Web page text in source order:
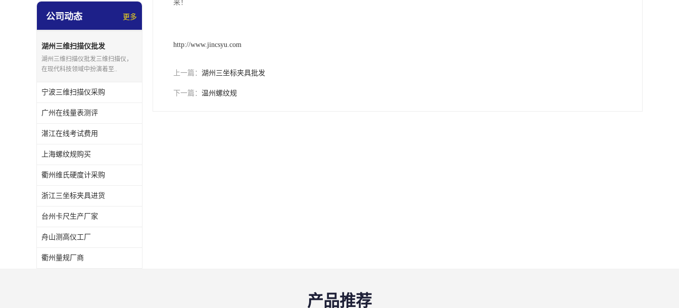
公司动态 更多
湖州三维扫描仪批发
湖州三维扫描仪批发三维扫描仪，
在现代科技领域中扮演着至..
宁波三维扫描仪采购
广州在线量表测评
湛江在线考试费用
上海螺纹规购买
衢州维氏硬度计采购
浙江三坐标夹具进货
台州卡尺生产厂家
舟山测高仪工厂
衢州量规厂商
来！
http://www.jincsyu.com
上一篇： 湖州三坐标夹具批发
下一篇： 温州螺纹规
产品推荐